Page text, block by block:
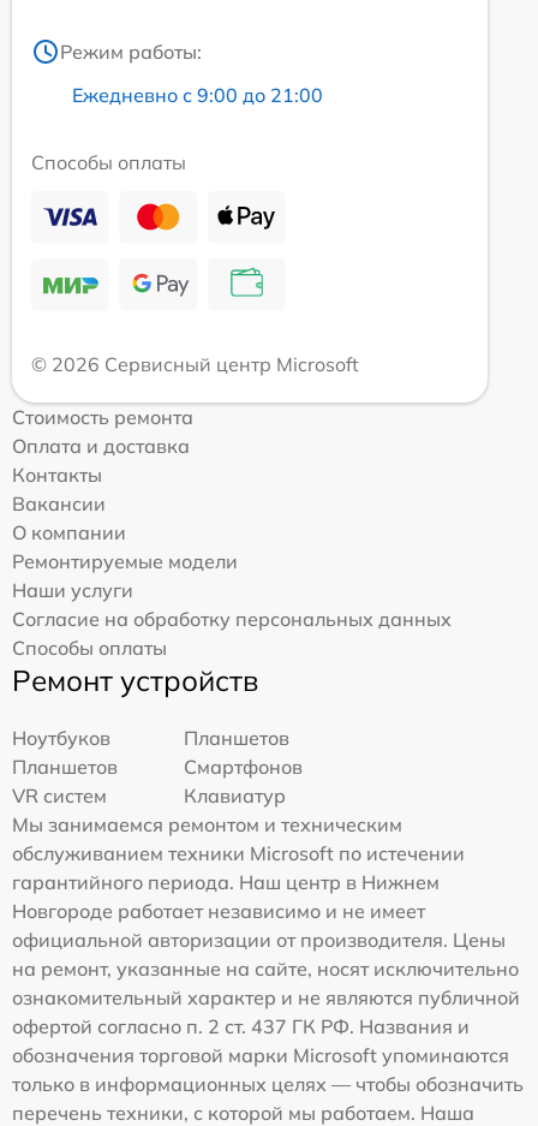
Режим работы:
Ежедневно с 9:00 до 21:00
Способы оплаты
© 2026 Сервисный центр Microsoft
Стоимость ремонта
Оплата и доставка
Контакты
Вакансии
О компании
Ремонтируемые модели
Наши услуги
Согласие на обработку персональных данных
Способы оплаты
Ремонт устройств
Ноутбуков
Планшетов
Планшетов
Смартфонов
VR систем
Клавиатур
Мы занимаемся ремонтом и техническим
обслуживанием техники Microsoft по истечении
гарантийного периода. Наш центр в Нижнем
Новгороде работает независимо и не имеет
официальной авторизации от производителя. Цены
на ремонт, указанные на сайте, носят исключительно
ознакомительный характер и не являются публичной
офертой согласно п. 2 ст. 437 ГК РФ. Названия и
обозначения торговой марки Microsoft упоминаются
только в информационных целях — чтобы обозначить
перечень техники, с которой мы работаем. Наша